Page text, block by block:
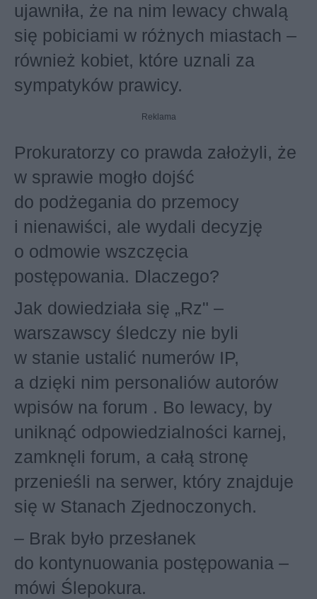
ujawniła, że na nim lewacy chwalą
się pobiciami w różnych miastach –
również kobiet, które uznali za
sympatyków prawicy.
Reklama
Prokuratorzy co prawda założyli, że
w sprawie mogło dojść
do podżegania do przemocy
i nienawiści, ale wydali decyzję
o odmowie wszczęcia
postępowania. Dlaczego?
Jak dowiedziała się „Rz" –
warszawscy śledczy nie byli
w stanie ustalić numerów IP,
a dzięki nim personaliów autorów
wpisów na forum . Bo lewacy, by
uniknąć odpowiedzialności karnej,
zamknęli forum, a całą stronę
przenieśli na serwer, który znajduje
się w Stanach Zjednoczonych.
– Brak było przesłanek
do kontynuowania postępowania –
mówi Ślepokura.